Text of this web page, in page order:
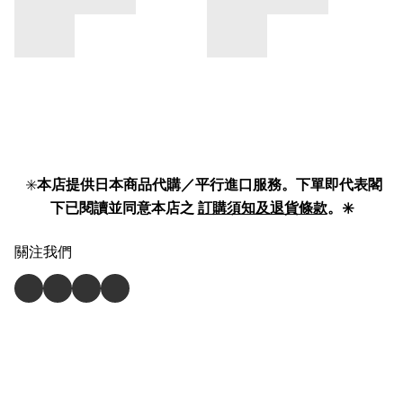
✳️本店提供日本商品代購／平行進口服務。下單即代表閣
下已閱讀並同意本店之 訂購須知及退貨條款。✳️
關注我們